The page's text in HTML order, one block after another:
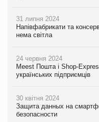
31 липня 2024
Напівфабрикати та
нема світла
24 червня 2024
Meest Пошта і Shop-
українських підприємців
30 квітня 2024
Защита данных на
безопасности